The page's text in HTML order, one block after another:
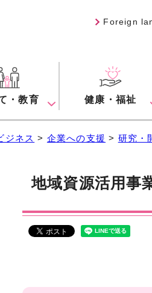
Foreign
・教育 健康・福祉
ジネス > 企業への支援 > 研究・
地域資源活用事